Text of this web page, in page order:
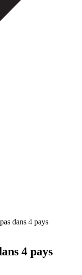
dans 4 pays
4 pays